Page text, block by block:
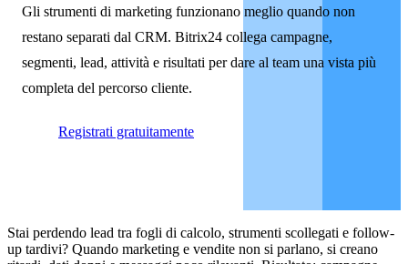
Gli strumenti di marketing funzionano meglio quando non
restano separati dal CRM. Bitrix24 collega campagne,
segmenti, lead, attività e risultati per dare al team una vista più
completa del percorso cliente.
Registrati gratuitamente
Stai perdendo lead tra fogli di calcolo, strumenti scollegati e follow-
up tardivi? Quando marketing e vendite non si parlano, si creano